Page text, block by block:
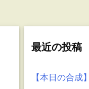
最近の投稿
【本日の合